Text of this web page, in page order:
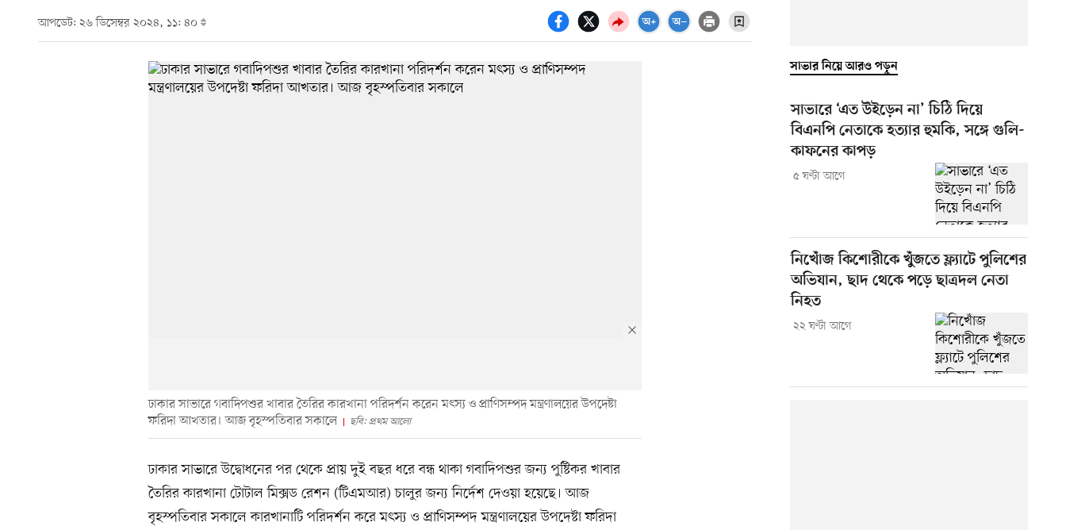
আপডেট: ২৬ ডিসেম্বর ২০২৪, ১১: ৪০
ঢাকার সাভারে গবাদিপশুর খাবার তৈরির কারখানা পরিদর্শন করেন মৎস্য ও প্রাণিসম্পদ মন্ত্রণালয়ের উপদেষ্টা
ফরিদা আখতার। আজ বৃহস্পতিবার সকালে
ছবি: প্রথম আলো
ঢাকার সাভারে উদ্বোধনের পর থেকে প্রায় দুই বছর ধরে বন্ধ থাকা গবাদিপশুর জন্য পুষ্টিকর খাবার
তৈরির কারখানা টোটাল মিক্সড রেশন (টিএমআর) চালুর জন্য নির্দেশ দেওয়া হয়েছে। আজ
বৃহস্পতিবার সকালে কারখানাটি পরিদর্শন করে মৎস্য ও প্রাণিসম্পদ মন্ত্রণালয়ের উপদেষ্টা ফরিদা
সাভার নিয়ে আরও পড়ুন
সাভারে ‘এত উইড়েন না’ চিঠি দিয়ে
বিএনপি নেতাকে হত্যার হুমকি, সঙ্গে গুলি-
কাফনের কাপড়
৫ ঘণ্টা আগে
নিখোঁজ কিশোরীকে খুঁজতে ফ্ল্যাটে পুলিশের
অভিযান, ছাদ থেকে পড়ে ছাত্রদল নেতা
নিহত
২২ ঘণ্টা আগে